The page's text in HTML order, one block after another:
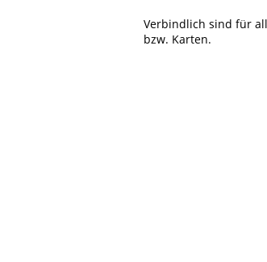
Verbindlich sind für
bzw. Karten.